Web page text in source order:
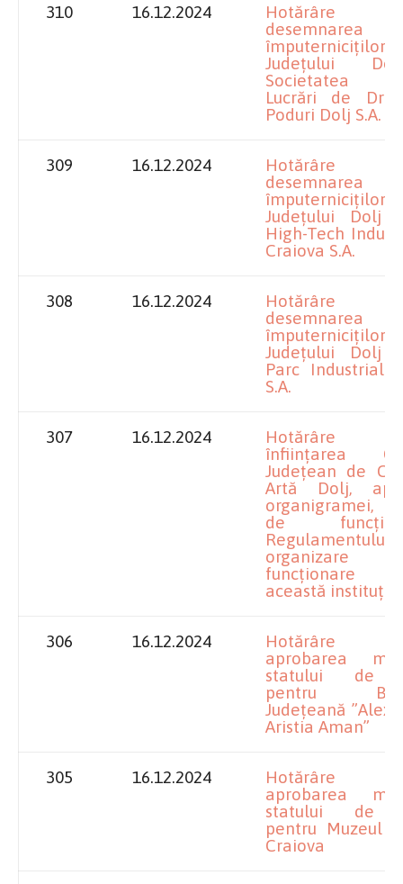
310 16.12.2024
Hotărâre
desemnarea
împuterniciților
Județului
Societatea
Lucrări de
Poduri Dolj S.A.
309 16.12.2024
Hotărâre
desemnarea
împuterniciților
Județului Dolj
High-Tech
Craiova S.A.
308 16.12.2024
Hotărâre
desemnarea
împuterniciților
Județului Dolj
Parc Industrial
S.A.
307 16.12.2024
Hotărâre
înființarea
Județean de
Artă Dolj,
organigramei,
de
funcționare
această instituție
306 16.12.2024
Hotărâre
aprobarea
statului de
pentru
Județeană
Aristia Aman”
305 16.12.2024
Hotărâre
aprobarea
statului de
pentru Muzeul
Craiova